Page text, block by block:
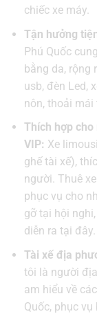
chiếc xe máy.
Tận hưởng
Phú Quốc
bằng da, rộng
usb, đèn Led,
nôn, thoải mái
Thích hợp
VIP: Xe
ghế tài xế),
người. Thuê
phục vụ cho
gỡ tại hội
diễn ra tại đây.
Tài xế địa
tôi là người
am hiểu về
Quốc, phục